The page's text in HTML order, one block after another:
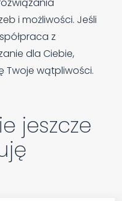
i możliwości. Jeśli
z
dla Ciebie,
Twoje wątpliwości.
jeszcze